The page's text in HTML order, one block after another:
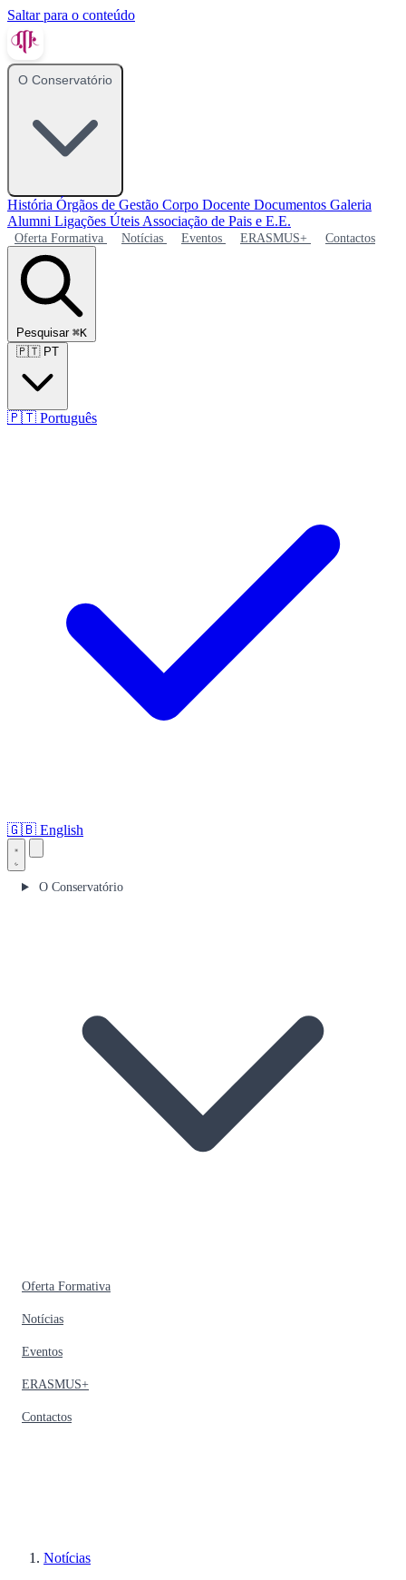
Saltar para o conteúdo
O Conservatório
História Órgãos de Gestão Corpo Docente Documentos Galeria
Alumni Ligações Úteis Associação de Pais e E.E.
Oferta Formativa Notícias Eventos ERASMUS+ Contactos
Pesquisar ⌘K
🇵🇹 PT
🇵🇹 Português
🇬🇧 English
O Conservatório
Oferta Formativa
Notícias
Eventos
ERASMUS+
Contactos
Notícias